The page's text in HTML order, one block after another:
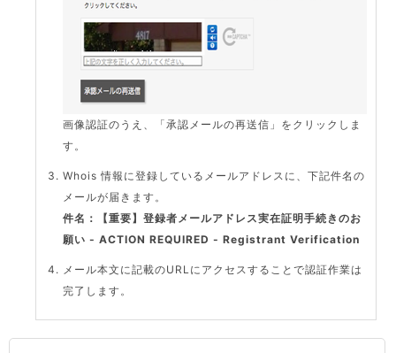
画像認証のうえ、「承認メールの再送信」をクリックしま
す。
Whois 情報に登録しているメールアドレスに、下記件名の
メールが届きます。
件名：【重要】登録者メールアドレス実在証明手続きのお
願い - ACTION REQUIRED - Registrant Verification
メール本文に記載のURLにアクセスすることで認証作業は
完了します。